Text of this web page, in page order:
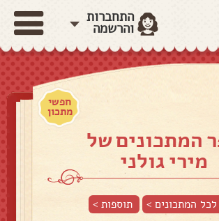
התחברות
והרשמה
חפשי
מתכון
המתכונים של
מירי גולני
לכל המתכונים > תוספות>